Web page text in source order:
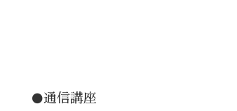
⚫️通信講座